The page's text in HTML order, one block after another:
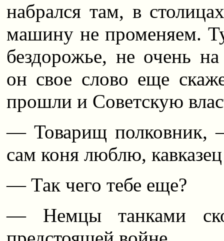
набрался там, в
машину не променяем.
бездорожье, не очень
он свое слово еще
прошли и Советскую
— Товарищ полковник,
сам коня люблю,
— Так чего тебе еще?
— Немцы танками